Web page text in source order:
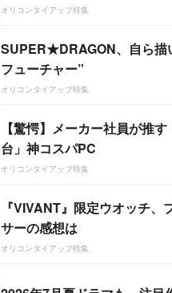
オリコンタイアップ特集
SUPER★DRAGON、自ら描
フューチャー”
オリコンタイアップ特集
【驚愕】メーカー社員が推
台」神コスパPC
オリコンタイアップ特集
『VIVANT』限定ウオッチ、
サーの感想は
オリコンタイアップ特集